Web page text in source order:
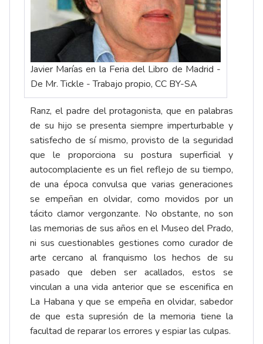
Javier Marías en la Feria del Libro de Madrid -
De Mr. Tickle - Trabajo propio, CC BY-SA
Ranz, el padre del protagonista, que en palabras
de su hijo se presenta siempre imperturbable y
satisfecho de sí mismo, provisto de la seguridad
que le proporciona su postura superficial y
autocomplaciente es un fiel reflejo de su tiempo,
de una época convulsa que varias generaciones
se empeñan en olvidar, como movidos por un
tácito clamor vergonzante. No obstante, no son
las memorias de sus años en el Museo del Prado,
ni sus cuestionables gestiones como curador de
arte cercano al franquismo los hechos de su
pasado que deben ser acallados, estos se
vinculan a una vida anterior que se escenifica en
La Habana y que se empeña en olvidar, sabedor
de que esta supresión de la memoria tiene la
facultad de reparar los errores y espiar las culpas.